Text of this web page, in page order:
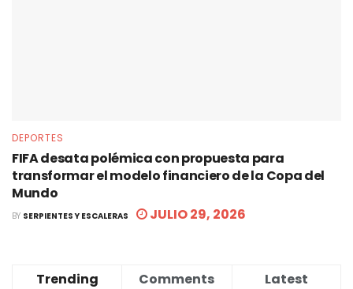
DEPORTES
FIFA desata polémica con propuesta para
transformar el modelo financiero de la Copa del
Mundo
BY SERPIENTES Y ESCALERAS JULIO 29, 2026
Trending Comments Latest